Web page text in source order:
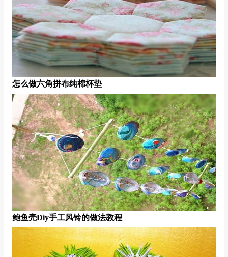
怎么做六角拼布纯棉杯垫
鲍鱼壳diy手工风铃的做法教程